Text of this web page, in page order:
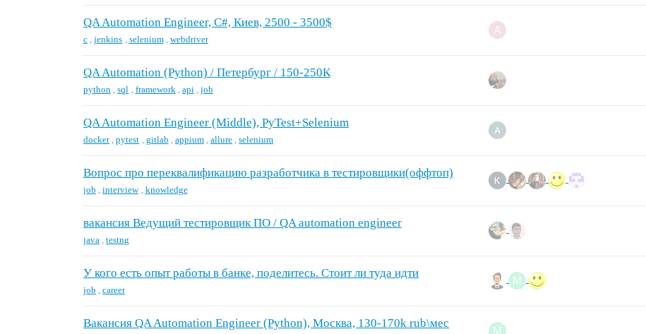
QA Automation Engineer, C#, Киев, 2500 - 3500$
c ,jenkins , selenium , webdriver
QA Automation (Python) / Петербург / 150-250К
python ,sql , framework , api ,job
QA Automation Engineer (Middle), PyTest+Selenium
docker ,pytest , gitlab , appium ,allure ,selenium
Вопрос про переквалификацию разработчика в тестировщики(оффтоп)
job ,interview , knowledge
вакансия Ведущий тестировщик ПО / QA automation engineer
java ,testng
У кого есть опыт работы в банке, поделитесь. Стоит ли туда идти
job ,career
Вакансия QA Automation Engineer (Python), Москва, 130-170k rub\мес